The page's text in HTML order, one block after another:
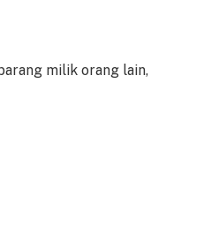
milik orang lain,